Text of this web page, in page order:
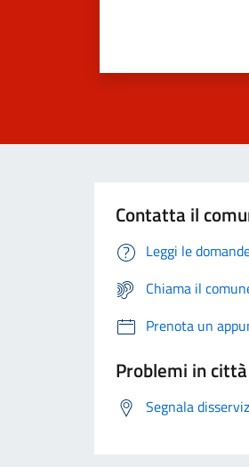
Contatta il
Leggi le
Chiama il
Prenota un
Problemi in città
Segnala